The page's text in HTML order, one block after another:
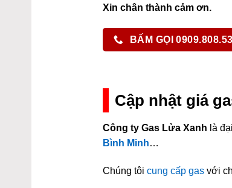
Xin chân thành cảm ơn.
BẤM GỌI
Cập nhật giá
Công ty Gas Lửa Xanh là
Bình Minh…
Chúng tôicung cấp gas với